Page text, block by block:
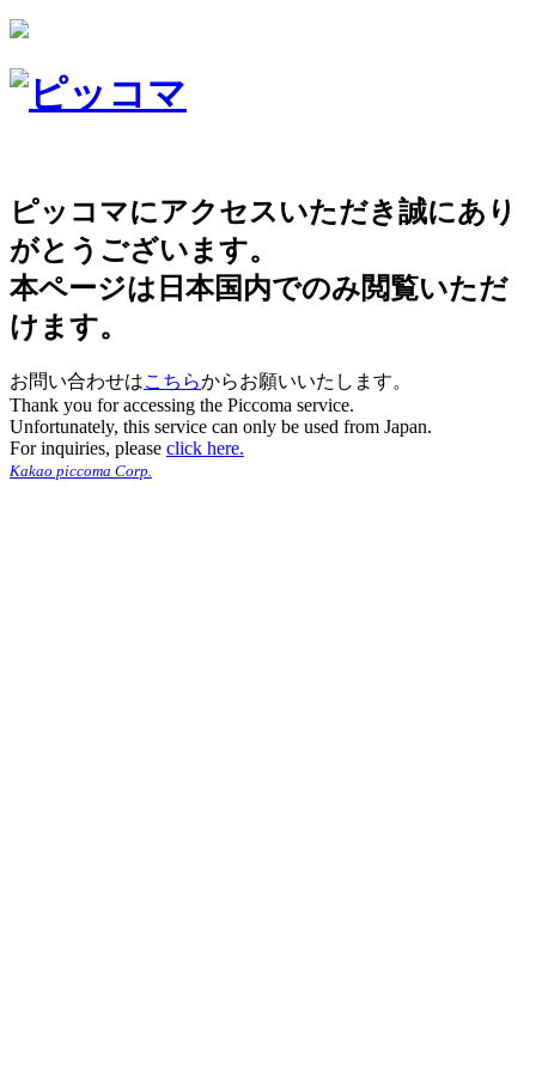
ピッコマにアクセスいただき誠にあり
がとうございます。
本ページは日本国内でのみ閲覧いただ
けます。
お問い合わせはこちらからお願いいたします。
Thank you for accessing the Piccoma service.
Unfortunately, this service can only be used from Japan.
For inquiries, please click here.
Kakao piccoma Corp.